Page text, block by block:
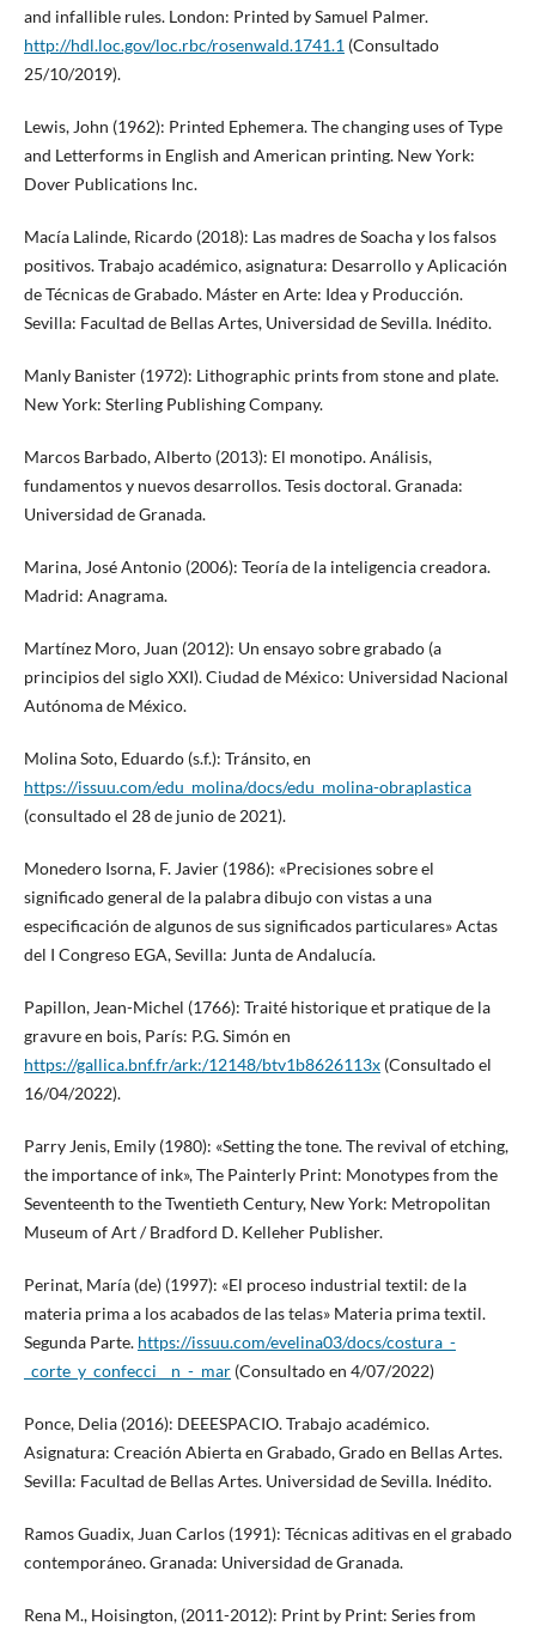
and infallible rules. London: Printed by Samuel Palmer.
http://hdl.loc.gov/loc.rbc/rosenwald.1741.1 (Consultado
25/10/2019).
Lewis, John (1962): Printed Ephemera. The changing uses of Type
and Letterforms in English and American printing. New York:
Dover Publications Inc.
Macía Lalinde, Ricardo (2018): Las madres de Soacha y los falsos
positivos. Trabajo académico, asignatura: Desarrollo y Aplicación
de Técnicas de Grabado. Máster en Arte: Idea y Producción.
Sevilla: Facultad de Bellas Artes, Universidad de Sevilla. Inédito.
Manly Banister (1972): Lithographic prints from stone and plate.
New York: Sterling Publishing Company.
Marcos Barbado, Alberto (2013): El monotipo. Análisis,
fundamentos y nuevos desarrollos. Tesis doctoral. Granada:
Universidad de Granada.
Marina, José Antonio (2006): Teoría de la inteligencia creadora.
Madrid: Anagrama.
Martínez Moro, Juan (2012): Un ensayo sobre grabado (a
principios del siglo XXI). Ciudad de México: Universidad Nacional
Autónoma de México.
Molina Soto, Eduardo (s.f.): Tránsito, en
https://issuu.com/edu_molina/docs/edu_molina-obraplastica
(consultado el 28 de junio de 2021).
Monedero Isorna, F. Javier (1986): «Precisiones sobre el
significado general de la palabra dibujo con vistas a una
especificación de algunos de sus significados particulares» Actas
del I Congreso EGA, Sevilla: Junta de Andalucía.
Papillon, Jean-Michel (1766): Traité historique et pratique de la
gravure en bois, París: P.G. Simón en
https://gallica.bnf.fr/ark:/12148/btv1b8626113x(Consultado el
16/04/2022).
Parry Jenis, Emily (1980): «Setting the tone. The revival of etching,
the importance of ink», The Painterly Print: Monotypes from the
Seventeenth to the Twentieth Century, New York: Metropolitan
Museum of Art / Bradford D. Kelleher Publisher.
Perinat, María (de) (1997): «El proceso industrial textil: de la
materia prima a los acabados de las telas» Materia prima textil.
Segunda Parte. https://issuu.com/evelina03/docs/costura_-
_corte_y_confecci__n_-_mar(Consultado en 4/07/2022)
Ponce, Delia (2016): DEEESPACIO. Trabajo académico.
Asignatura: Creación Abierta en Grabado, Grado en Bellas Artes.
Sevilla: Facultad de Bellas Artes. Universidad de Sevilla. Inédito.
Ramos Guadix, Juan Carlos (1991): Técnicas aditivas en el grabado
contemporáneo. Granada: Universidad de Granada.
Rena M., Hoisington, (2011-2012): Print by Print: Series from